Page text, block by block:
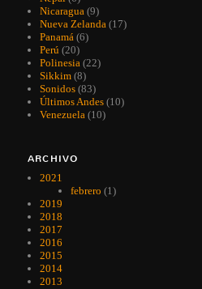
Nicaragua (9)
Nueva Zelanda (17)
Panamá (6)
Perú (20)
Polinesia (22)
Sikkim (8)
Sonidos (83)
Últimos Andes (10)
Venezuela (10)
ARCHIVO
2021
febrero (1)
2019
2018
2017
2016
2015
2014
2013